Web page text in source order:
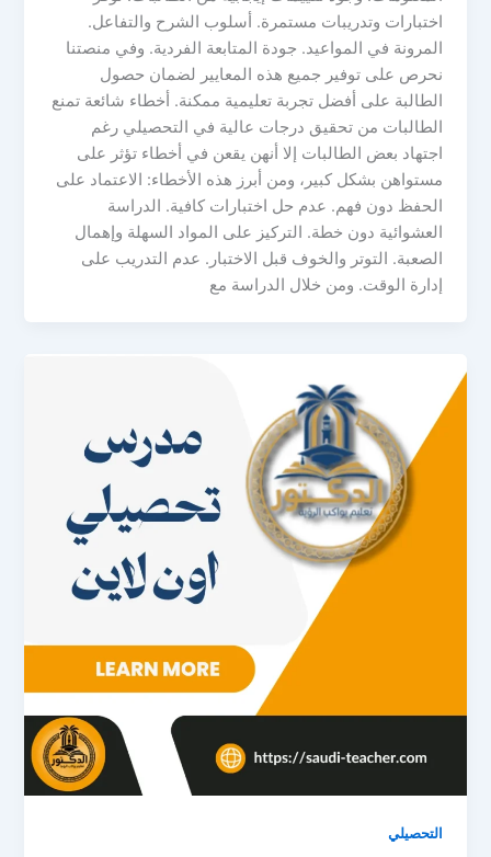
اختبارات وتدريبات مستمرة. أسلوب الشرح والتفاعل.
المرونة في المواعيد. جودة المتابعة الفردية. وفي منصتنا
نحرص على توفير جميع هذه المعايير لضمان حصول
الطالبة على أفضل تجربة تعليمية ممكنة. أخطاء شائعة تمنع
الطالبات من تحقيق درجات عالية في التحصيلي رغم
اجتهاد بعض الطالبات إلا أنهن يقعن في أخطاء تؤثر على
مستواهن بشكل كبير، ومن أبرز هذه الأخطاء: الاعتماد على
الحفظ دون فهم. عدم حل اختبارات كافية. الدراسة
العشوائية دون خطة. التركيز على المواد السهلة وإهمال
الصعبة. التوتر والخوف قبل الاختبار. عدم التدريب على
إدارة الوقت. ومن خلال الدراسة مع
التحصيلي